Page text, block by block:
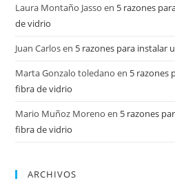
Laura Montaño Jasso en 5 razones
de vidrio
Juan Carlosen 5 razones para instalar
Marta Gonzalo toledano en 5 razones
fibra de vidrio
Mario Muñoz Moreno en 5 razones
fibra de vidrio
ARCHIVOS